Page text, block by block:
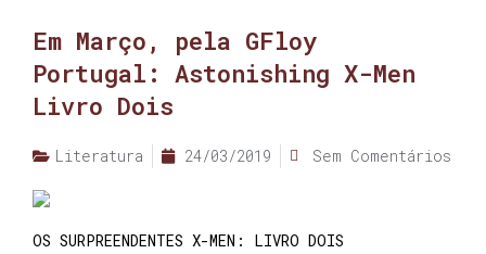
Em Março, pela GFloy
Portugal: Astonishing X-Men
Livro Dois
Literatura 24/03/2019 Sem Comentários
OS SURPREENDENTES X-MEN: LIVRO DOIS